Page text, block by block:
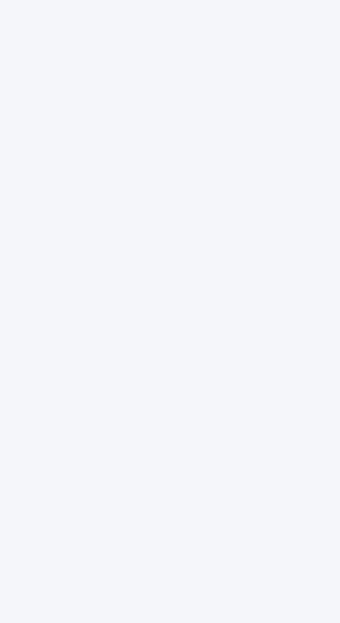
داده که کیفیت رشد سود پایین بوده و
تر مدل درآمدی رابینهود است. سرمایه
های تحلیلی و منابع معتبر استفاده
و نه پیش بینی قیمت کوتاه مدت بازار.
به بازارهای مالی و کریپتو. «بین منطق و